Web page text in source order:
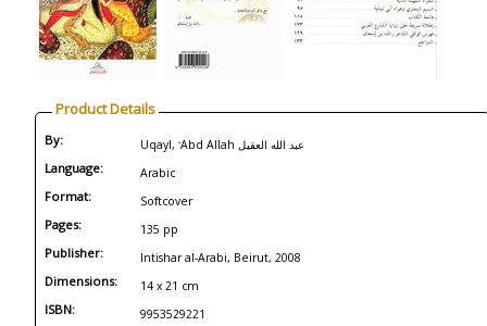
Product Details
By: Uqayl, ʻAbd Allah عبد الله العقيل
Language: Arabic
Format: Softcover
Pages: 135 pp
Publisher: Intishar al-Arabi, Beirut, 2008
Dimensions: 14 x 21 cm
ISBN: 9953529221